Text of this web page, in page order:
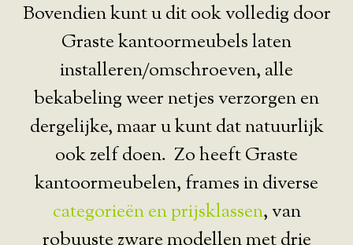
Bovendien kunt u dit ook volledig door
Graste kantoormeubels laten
installeren/omschroeven, alle
bekabeling weer netjes verzorgen en
dergelijke, maar u kunt dat natuurlijk
ook zelf doen. Zo heeft Graste
kantoormeubelen, frames in diverse
categorieën en prijsklassen, van